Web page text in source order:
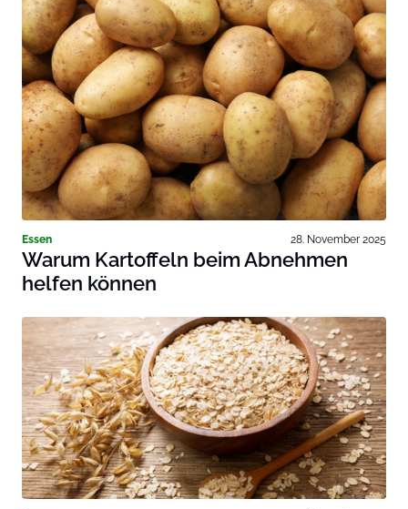
Essen 28. November 2025
Warum Kartoffeln beim Abnehmen
helfen können